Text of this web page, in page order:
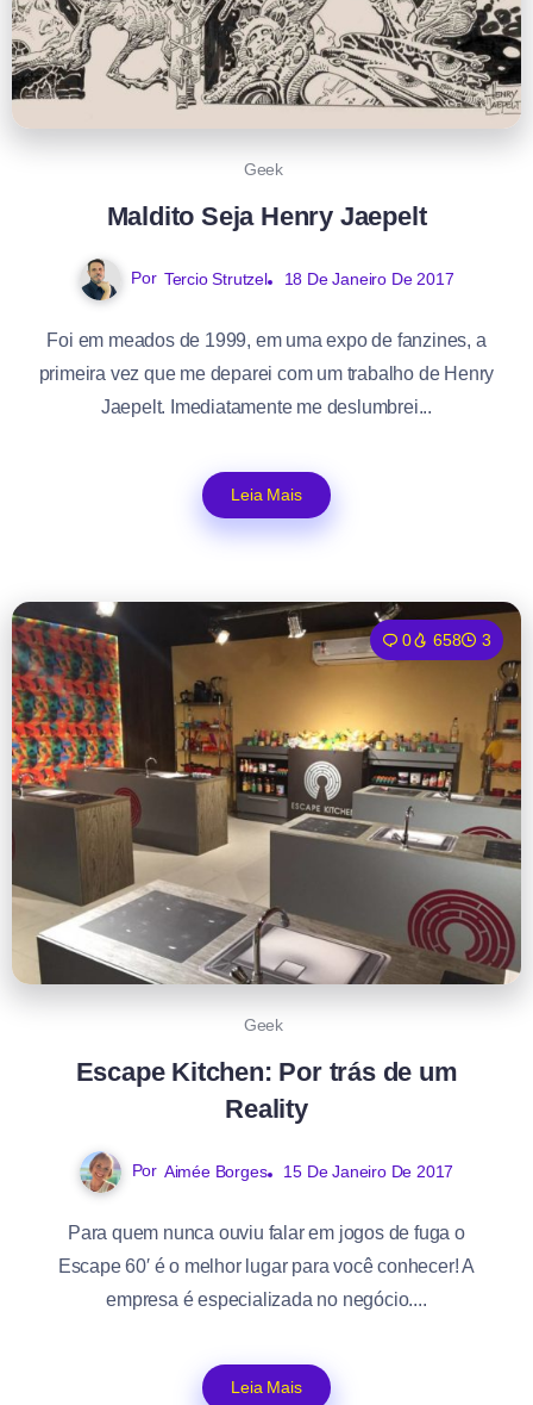
Geek
Maldito Seja Henry Jaepelt
Por Tercio Strutzel 18 De Janeiro De 2017
Foi em meados de 1999, em uma expo de fanzines, a
primeira vez que me deparei com um trabalho de Henry
Jaepelt. Imediatamente me deslumbrei...
Leia Mais
0 658 3
Geek
Escape Kitchen: Por trás de um
Reality
Por Aimée Borges 15 De Janeiro De 2017
Para quem nunca ouviu falar em jogos de fuga o
Escape 60′ é o melhor lugar para você conhecer! A
empresa é especializada no negócio....
Leia Mais